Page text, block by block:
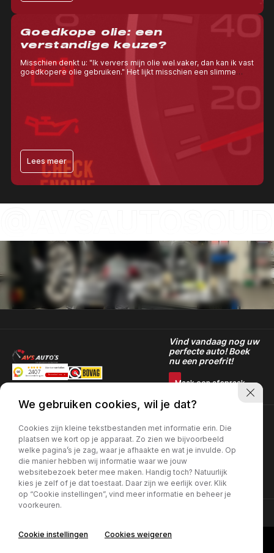
Goedkope olie: een
verstandige keuze?
Misschien denkt u: "Ik ververs mijn olie wel vaker, dan kan ik vast
goedkopere olie gebruiken." Het lijkt misschien een slimme
manier om geld te besparen, maar goedkope motorolie kan op
Lees meer
Vind vandaag nog uw
perfecte auto! Boek
nu een proefrit!
Maak een afspraak
Maandag t/m Vrijdag:
08:00 - 17:30
Zaterdag:
09:00 - 13:00
werkplaats
Maandag t/m Vrijdag:
08:00 - 17:30
3261NE Oud-Beijerland
0186-707011
verkoop: info@avsautos.nl
werkplaats:
werkplaats@avsautos.nl
We gebruiken cookies, wil je dat?
Cookies zijn kleine tekstbestanden met informatie erin. Die
plaatsen we kort op je apparaat. Zo zien we bijvoorbeeld
welke pagina’s je zag, waar je afhaakte en wat je invulde. Op
die manier hebben wij informatie waar we jouw
websitebezoek beter mee maken. Handig toch? Natuurlijk
kies je zelf of je dat toestaat. Daar zijn we eerlijk over. Klik
op “Cookie instellingen”, vind meer informatie en beheer je
voorkeuren.
Cookie instellingen Cookies weigeren